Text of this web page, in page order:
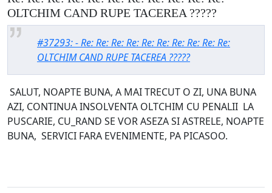
OLTCHIM CAND RUPE TACEREA ?????
#37293: - Re: Re: Re: Re: Re: Re: Re: Re: Re: Re:
OLTCHIM CAND RUPE TACEREA ?????
SALUT, NOAPTE BUNA, A MAI TRECUT O ZI, UNA BUNA
AZI, CONTINUA INSOLVENTA OLTCHIM CU PENALII LA
PUSCARIE, CU_RAND SE VOR ASEZA SI ASTRELE, NOAPTE
BUNA, SERVICI FARA EVENIMENTE, PA PICASOO.